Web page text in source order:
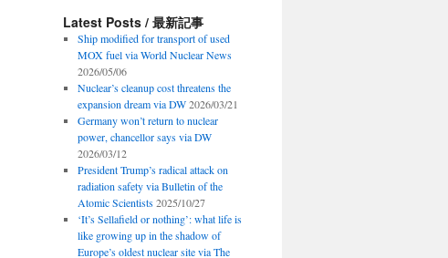
Latest Posts / 最新記事
Ship modified for transport of used
MOX fuel via World Nuclear News
2026/05/06
Nuclear’s cleanup cost threatens the
expansion dream via DW 2026/03/21
Germany won’t return to nuclear
power, chancellor says via DW
2026/03/12
President Trump’s radical attack on
radiation safety via Bulletin of the
Atomic Scientists 2025/10/27
‘It’s Sellafield or nothing’: what life is
like growing up in the shadow of
Europe’s oldest nuclear site via The